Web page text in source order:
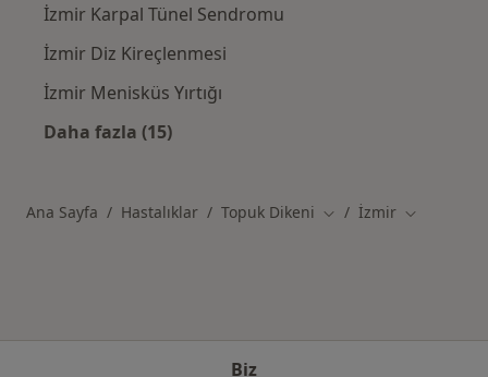
İzmir Karpal Tünel Sendromu
İzmir Diz Kireçlenmesi
İzmir Menisküs Yırtığı
Daha fazla (15)
Ana Sayfa Hastalıklar Topuk Dikeni Şehir değiştir
İzmir Şehir
Biz